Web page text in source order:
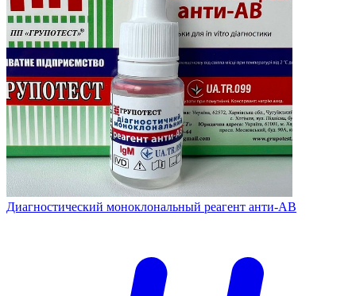
Диагностический моноклональный реагент анти-АВ